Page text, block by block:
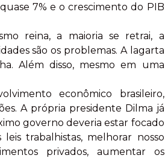
7% e o crescimento do PIB
reina, a maioria se retrai, a
são os problemas. A lagarta
Além disso, mesmo em uma
econômico brasileiro,
A própria presidente Dilma já
governo deveria estar focado
trabalhistas, melhorar nosso
privados, aumentar os